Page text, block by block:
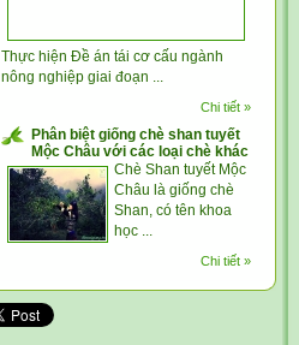
Thực hiện Đề án tái cơ cấu ngành
nông nghiệp giai đoạn ...
Chi tiết »
Phân biệt giống chè shan tuyết
Mộc Châu với các loại chè khác
Chè Shan tuyết Mộc
Châu là giống chè
Shan, có tên khoa
học ...
Chi tiết »